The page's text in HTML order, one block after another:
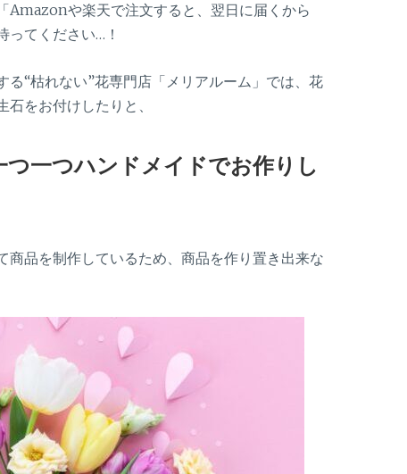
Amazonや楽天で注文すると、翌日に届くから
ってください…！
“枯れない”花専門店「メリアルーム」では、花
をお付けしたりと、
一つハンドメイドでお作りし
商品を制作しているため、商品を作り置き出来な